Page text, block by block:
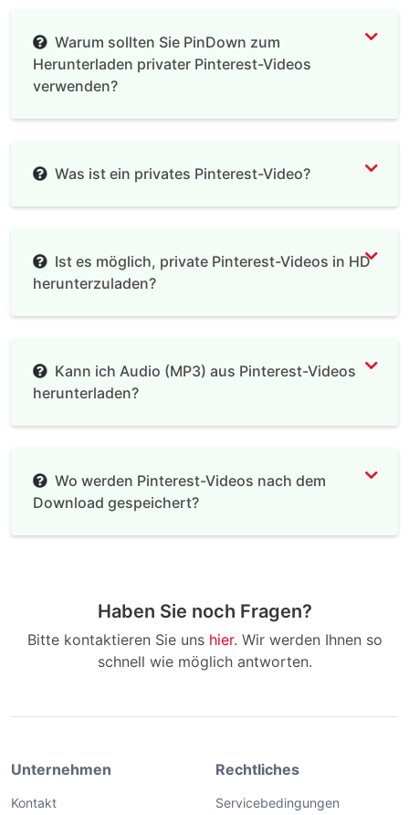
Warum sollten Sie PinDown zum
Herunterladen privater Pinterest-Videos
verwenden?
Was ist ein privates Pinterest-Video?
Ist es möglich, private Pinterest-Videos in HD
herunterzuladen?
Kann ich Audio (MP3) aus Pinterest-Videos
herunterladen?
Wo werden Pinterest-Videos nach dem
Download gespeichert?
Haben Sie noch Fragen?
Bitte kontaktieren Sie uns hier. Wir werden Ihnen so
schnell wie möglich antworten.
Unternehmen
Kontakt
Rechtliches
Servicebedingungen